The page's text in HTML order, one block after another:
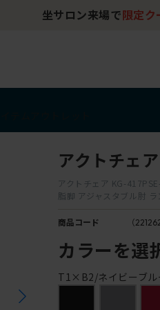
(土)開催あり
アクトチェ
アクトチェア KG-
脂脚 アジャスタブル肘
商品コード （
カラーを選
T1×B2/ネイビーブル